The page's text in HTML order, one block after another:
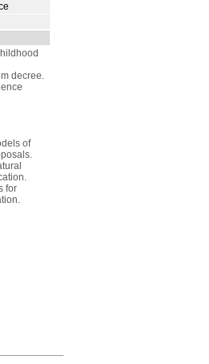
decree.
of
for